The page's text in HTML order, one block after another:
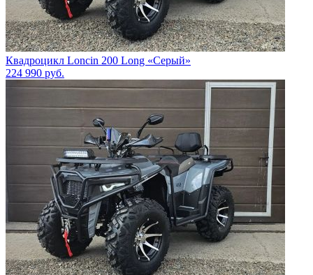
Квадроцикл Loncin 200 Long «Серый»
224 990 руб.